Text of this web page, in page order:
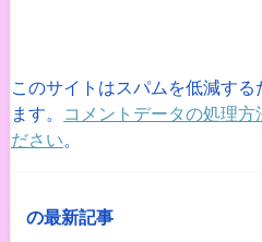
このサイトはスパムを低減する
ます。
コメントデータの処理方
ださい。
の最新記事